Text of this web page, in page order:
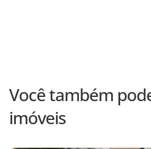
Você também
imóveis